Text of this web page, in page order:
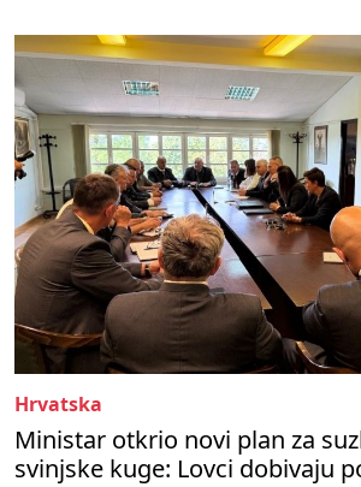
Hrvatska
Ministar otkrio novi plan za
svinjske kuge: Lovci dobivaju